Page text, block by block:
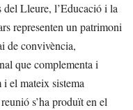
del Lleure, l’Educació i la
representen un patrimoni
de convivència,
que complementa i
el mateix sistema
s’ha produït en el